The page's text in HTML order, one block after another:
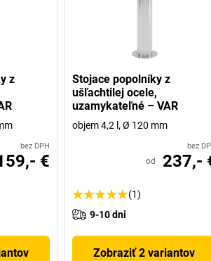
z
bez DPH
€
Stojace popolníky z
ušľachtilej ocele,
uzamykateľné – VAR
objem 4,2 l, Ø 120 mm
bez
od 237,-
(1)
9-10 dni
Zobraziť 2 variantov